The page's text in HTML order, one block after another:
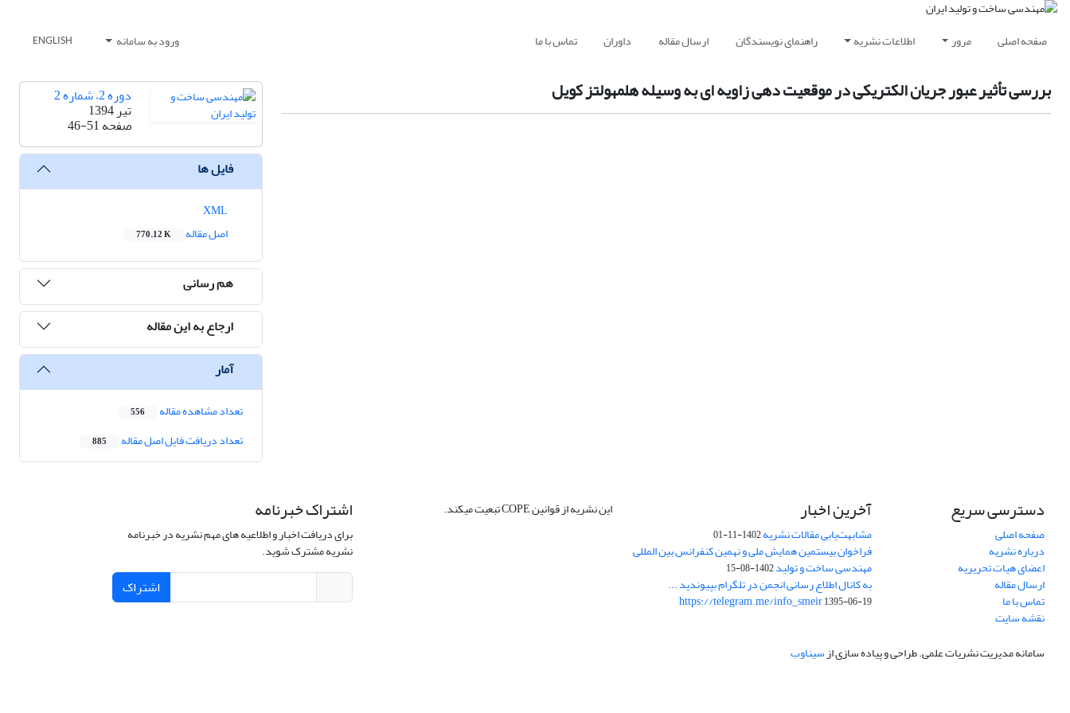
صفحه اصلی مرور اطلاعات نشریه راهنمای نویسندگان ارسال مقاله داوران تماس با ما ورود به سامانه ENGLISH
بررسی تأثیر عبور جریان الکتریکی در موقعیت دهی زاویه ای به وسیله هلمهولتز کویل دوره 2، شماره 2
تیر 1394
صفحه46-51
فایل ها
اصل مقاله
770.12 K
هم رسانی
ارجاع به این مقاله
آمار
تعداد مشاهده مقاله 556
تعداد دریافت فایل اصل مقاله 885
دسترسی سریع
صفحه اصلی
درباره نشریه
اعضای هیات تحریریه
ارسال مقاله
تماس با ما
نقشه سایت
آخرین اخبار
مشابهت‌یابی مقالات نشریه1402-11-01
فراخوان بیستمین همایش ملی و نهمین کنفرانس بین المللی
مهندسی ساخت و تولید1402-08-15
به کانال اطلاع رسانی انجمن در تلگرام بپیوندید ...
https://telegram.me/info_smeir1395-06-19
این نشریه از قوانین COPE تبعیت میکند. اشتراک خبرنامه
برای دریافت اخبار و اطلاعیه های مهم نشریه در خبرنامه
نشریه مشترک شوید.
اشتراک
سامانه مدیریت نشریات علمی.طراحی و پیاده سازی ازسیناوب